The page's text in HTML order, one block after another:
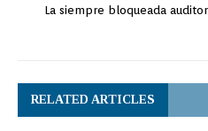
La siempre bloqueada
RELATED ARTICLES